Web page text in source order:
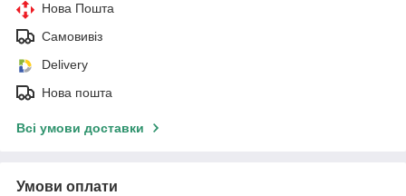
Нова Пошта
Самовивіз
Delivery
Нова пошта
Всі умови доставки
Умови оплати